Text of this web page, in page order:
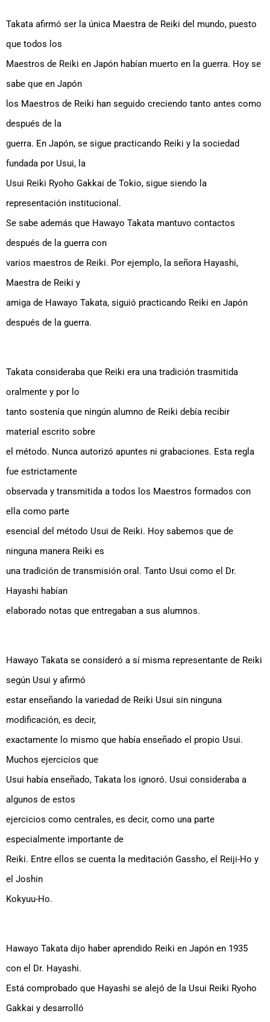
Takata afirmó ser la única Maestra de Reiki del mundo, puesto
que todos los
Maestros de Reiki en Japón habían muerto en la guerra. Hoy se
sabe que en Japón
los Maestros de Reiki han seguido creciendo tanto antes como
después de la
guerra. En Japón, se sigue practicando Reiki y la sociedad
fundada por Usui, la
Usui Reiki Ryoho Gakkai de Tokio, sigue siendo la
representación institucional.
Se sabe además que Hawayo Takata mantuvo contactos
después de la guerra con
varios maestros de Reiki. Por ejemplo, la señora Hayashi,
Maestra de Reiki y
amiga de Hawayo Takata, siguió practicando Reiki en Japón
después de la guerra.
Takata consideraba que Reiki era una tradición trasmitida
oralmente y por lo
tanto sostenía que ningún alumno de Reiki debía recibir
material escrito sobre
el método. Nunca autorizó apuntes ni grabaciones. Esta regla
fue estrictamente
observada y transmitida a todos los Maestros formados con
ella como parte
esencial del método Usui de Reiki. Hoy sabemos que de
ninguna manera Reiki es
una tradición de transmisión oral. Tanto Usui como el Dr.
Hayashi habían
elaborado notas que entregaban a sus alumnos.
Hawayo Takata se consideró a sí misma representante de Reiki
según Usui y afirmó
estar enseñando la variedad de Reiki Usui sin ninguna
modificación, es decir,
exactamente lo mismo que había enseñado el propio Usui.
Muchos ejercicios que
Usui había enseñado, Takata los ignoró. Usui consideraba a
algunos de estos
ejercicios como centrales, es decir, como una parte
especialmente importante de
Reiki. Entre ellos se cuenta la meditación Gassho, el Reiji-Ho y
el Joshin
Kokyuu-Ho.
Hawayo Takata dijo haber aprendido Reiki en Japón en 1935
con el Dr. Hayashi.
Está comprobado que Hayashi se alejó de la Usui Reiki Ryoho
Gakkai y desarrolló